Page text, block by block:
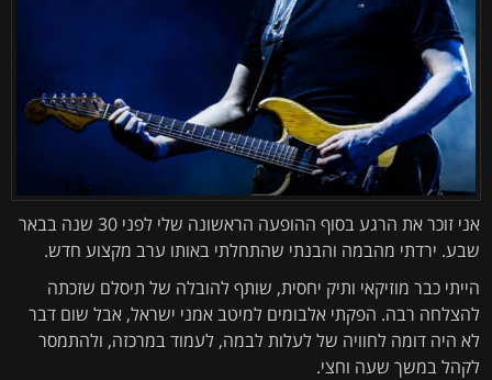
אני זוכר את הרגע בסוף ההופעה הראשונה שלי לפני 30 שנה בבאר
שבע. ירדתי מהבמה והבנתי שהתחלתי באותו ערב מקצוע חדש.
הייתי כבר מוזיקאי ותיק יחסית, שותף להובלה של תיסלם שזכתה
להצלחה רבה. הפקתי אלבומים למיטב אמני ישראל, אבל שום דבר
לא היה דומה לחוויה של לעלות לבמה, לעמוד במרכזה, ולהתמסר
לקהל במשך שעה וחצי.